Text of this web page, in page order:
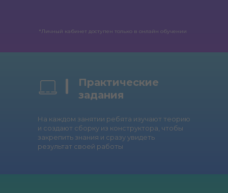
*Личный кабинет доступен только в онлайн обучении
Практические
задания
На каждом занятии ребята изучают теорию
и создают сборку из конструктора, чтобы
закрепить знания и сразу увидеть
результат своей работы